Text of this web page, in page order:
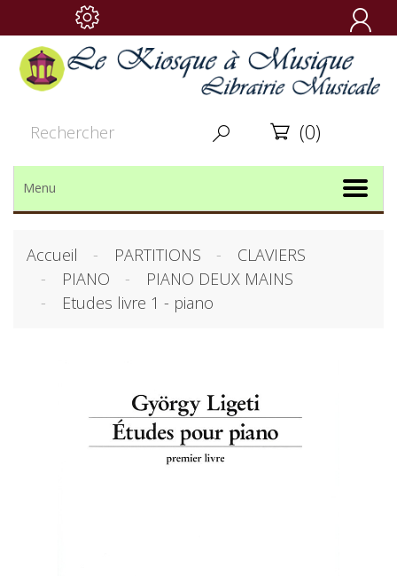

  (0)
Menu
Accueil PARTITIONS
CLAVIERS
PIANO
PIANO DEUX MAINS
Etudes livre 1 - piano